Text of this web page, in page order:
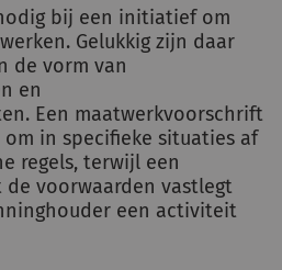
Inloggen
bij een initiatief om
Gelukkig zijn daar
de vorm van
en
Een maatwerkvoorschrift
in specifieke situaties af
regels, terwijl een
voorwaarden vastlegt
een activiteit